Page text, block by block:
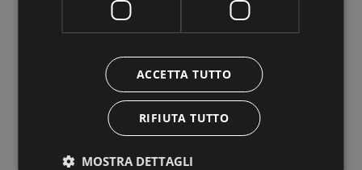
ACCETTA TUTTO
RIFIUTA TUTTO
MOSTRA DETTAGLI